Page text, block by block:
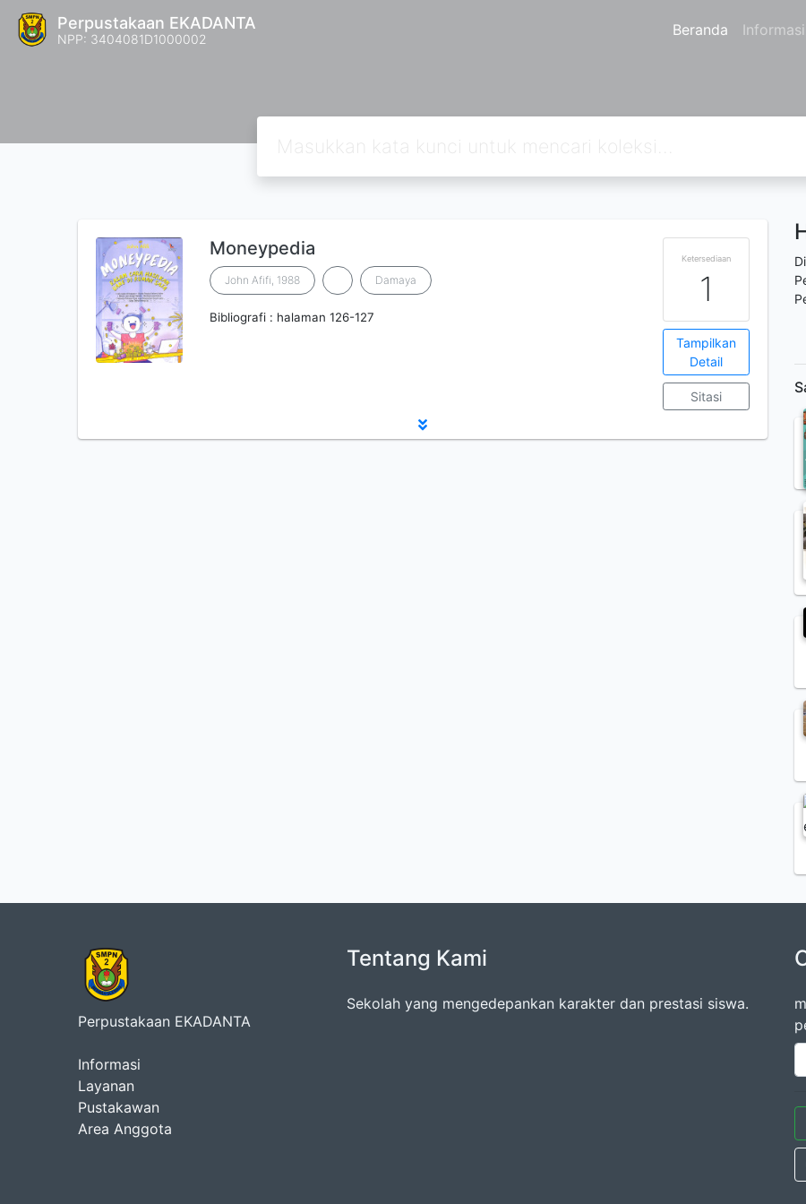
Perpustakaan EKADANTA
NPP: 3404081D1000002 Beranda Informasi
Moneypedia
John Afifi, 1988 Damaya
Bibliografi : halaman 126-127
Ketersediaan
1
Tampilkan
Detail
Sitasi
Perpustakaan EKADANTA
Informasi
Layanan
Pustakawan
Area Anggota
Tentang Kami
Sekolah yang mengedepankan karakter dan prestasi siswa.